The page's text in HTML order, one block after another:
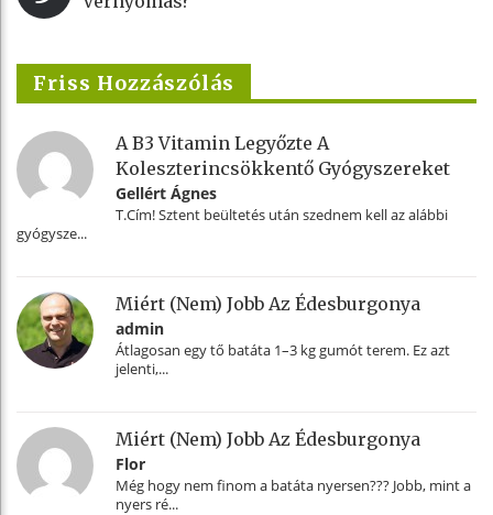
Friss Hozzászólás
A B3 Vitamin Legyőzte A
Koleszterincsökkentő Gyógyszereket
Gellért Ágnes
T.Cím! Sztent beültetés után szednem kell az alábbi
gyógysze...
Miért (nem) Jobb Az Édesburgonya
admin
Átlagosan egy tő batáta 1–3 kg gumót terem. Ez azt
jelenti,...
Miért (nem) Jobb Az Édesburgonya
Flor
Még hogy nem finom a batáta nyersen??? Jobb, mint a
nyers ré...